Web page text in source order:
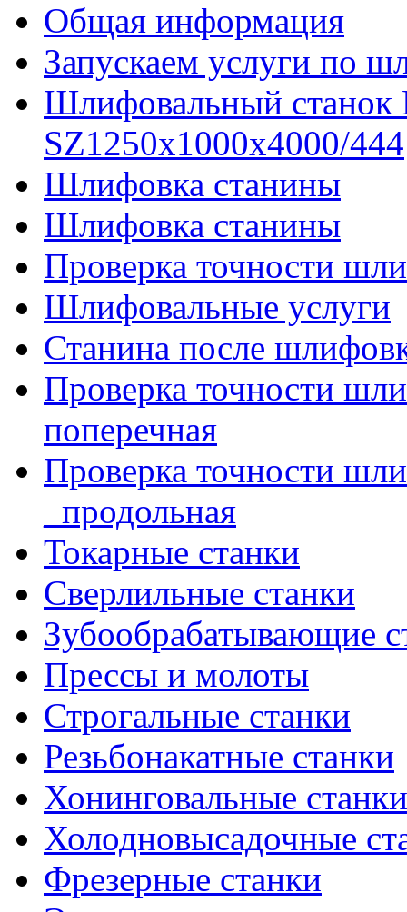
Общая информация
Запускаем услуги по
Шлифовальный
SZ1250x1000x4000/444
Шлифовка станины
Шлифовка станины
Проверка точности
Шлифовальные услуги
Станина после
Проверка точности
поперечная
Проверка точности
_продольная
Токарные станки
Сверлильные станки
Зубообрабатывающие
Прессы и молоты
Строгальные станки
Резьбонакатные станки
Хонинговальные станки
Холодновысадочные
Фрезерные станки